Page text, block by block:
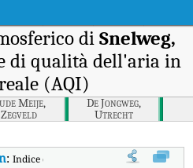
di Snelweg,
di qualità dell'aria in
(AQI)
Meije,
Zegveld
De Jongweg,
Utrecht
:Indice di qualità dell'aria in tempo